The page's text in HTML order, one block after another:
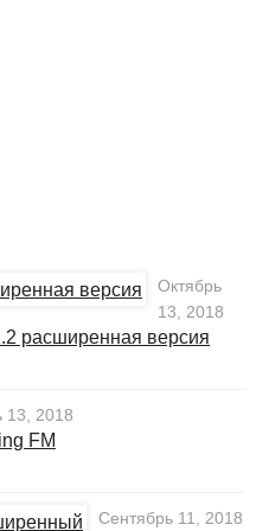
Октябрь
13, 2018
расширенная версия
13, 2018
FM
Сентябрь 11, 2018